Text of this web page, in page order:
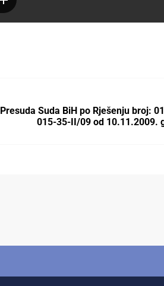
Presuda Suda BiH po Rješenju broj:
015-35-II/09 od 10.11.2009.